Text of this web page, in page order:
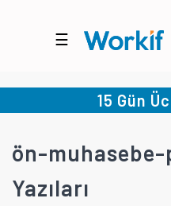
☰
15 Gün
ön-muhasebe-
Yazıları